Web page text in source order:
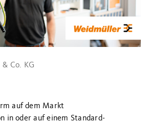
Co. KG
auf dem Markt
in oder auf einem Standard-